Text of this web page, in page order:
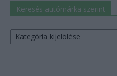
Keresés autómárka szerint
Keresés
autómárka